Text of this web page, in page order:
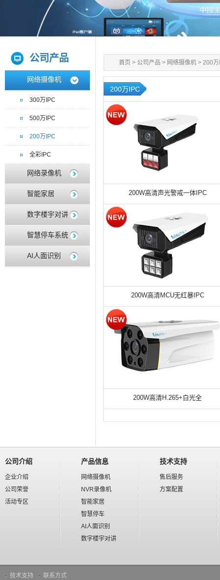
公司产品
网络摄像机
300万IPC
500万IPC
200万IPC
全彩IPC
网络录像机
智能家居
数字楼宇对讲
智慧停车系统
AI人面识别
首页 > 公司产品 > 网络摄像机 > 200万
200万IPC
200W高清声光警戒一体IPC
200W高清MCU无红暴IPC
200W高清H.265+白光全
公司介绍
企业介绍
公司荣誉
活动专区
产品信息
网络摄像机
NVR录像机
智能家居
智慧停车
AI人面识别
数字楼宇对讲
技术支持
售后服务
方案配置
技术支持 联系方式